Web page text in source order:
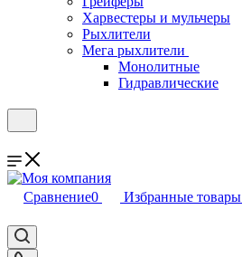
Харвестеры и мульчеры
Рыхлители
Мега рыхлители
Монолитные
Гидравлические
Сравнение0 Избранные товары